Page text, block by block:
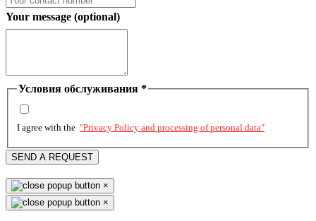
Your message (optional)
Условия обслуживания *
I agree with the "Privacy Policy and processing of personal data"
SEND A REQUEST
×
×